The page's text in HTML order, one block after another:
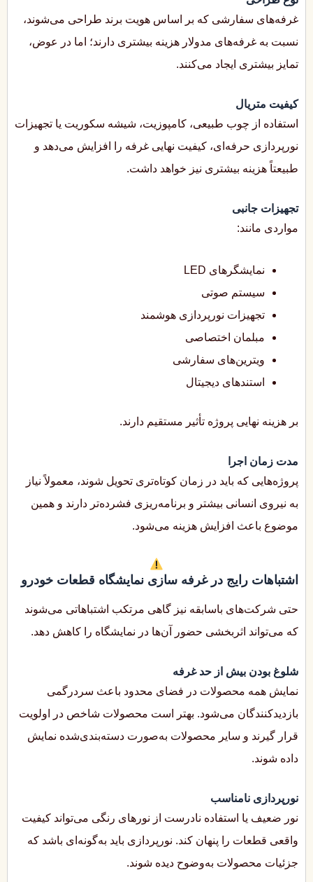
غرفه‌های سفارشی که بر اساس هویت برند طراحی می‌شوند،
نسبت به غرفه‌های مدولار هزینه بیشتری دارند؛ اما در عوض،
تمایز بیشتری ایجاد می‌کنند.
کیفیت متریال
استفاده از چوب طبیعی، کامپوزیت، شیشه سکوریت یا تجهیزات
نورپردازی حرفه‌ای، کیفیت نهایی غرفه را افزایش می‌دهد و
طبیعتاً هزینه بیشتری نیز خواهد داشت.
تجهیزات جانبی
مواردی مانند:
نمایشگرهای LED
سیستم صوتی
تجهیزات نورپردازی هوشمند
مبلمان اختصاصی
ویترین‌های سفارشی
استندهای دیجیتال
بر هزینه نهایی پروژه تأثیر مستقیم دارند.
مدت زمان اجرا
پروژه‌هایی که باید در زمان کوتاه‌تری تحویل شوند، معمولاً نیاز
به نیروی انسانی بیشتر و برنامه‌ریزی فشرده‌تر دارند و همین
موضوع باعث افزایش هزینه می‌شود.
اشتباهات رایج در غرفه سازی نمایشگاه قطعات خودرو
حتی شرکت‌های باسابقه نیز گاهی مرتکب اشتباهاتی می‌شوند
که می‌تواند اثربخشی حضور آن‌ها در نمایشگاه را کاهش دهد.
شلوغ بودن بیش از حد غرفه
نمایش همه محصولات در فضای محدود باعث سردرگمی
بازدیدکنندگان می‌شود. بهتر است محصولات شاخص در اولویت
قرار گیرند و سایر محصولات به‌صورت دسته‌بندی‌شده نمایش
داده شوند.
نورپردازی نامناسب
نور ضعیف یا استفاده نادرست از نورهای رنگی می‌تواند کیفیت
واقعی قطعات را پنهان کند. نورپردازی باید به‌گونه‌ای باشد که
جزئیات محصولات به‌وضوح دیده شوند.